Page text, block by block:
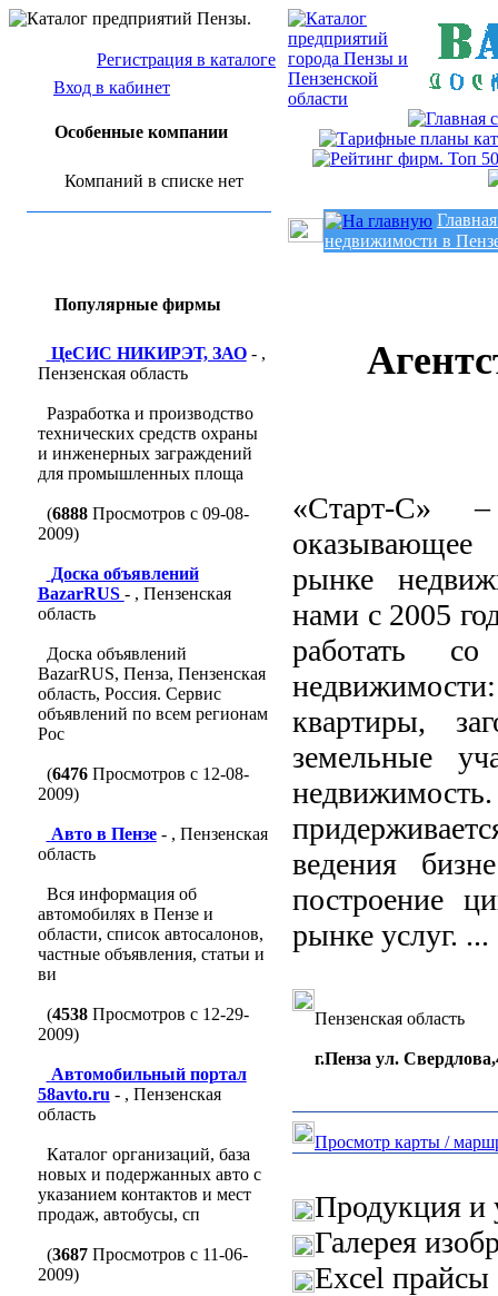
Регистрация в каталоге
Вход в кабинет
Особенные компании
Компаний в списке нет
Популярные фирмы
ЦеСИС НИКИРЭТ, ЗАО- ,
Пензенская область
Разработка и производство
технических средств охраны
и инженерных заграждений
для промышленных площа
(6888Просмотров с 09-08-
2009)
Доска объявлений
BazarRUS - , Пензенская
область
Доска объявлений
BazarRUS, Пенза, Пензенская
область, Россия. Сервис
объявлений по всем регионам
Рос
(6476Просмотров с 12-08-
2009)
Авто в Пензе- , Пензенская
область
Вся информация об
автомобилях в Пензе и
области, список автосалонов,
частные объявления, статьи и
ви
(4538Просмотров с 12-29-
2009)
Автомобильный портал
58avto.ru - , Пензенская
область
Каталог организаций, база
новых и подержанных авто с
указанием контактов и мест
продаж, автобусы, сп
(3687Просмотров с 11-06-
2009)
Главная
недвижимости в
«Старт-С» –
рынке
нами с 2005
работать
квартиры,
земельные
ведения
построение
рынке услуг. ...
Пензенская область
г.Пенза ул.
Просмотр карты /
Продукция и
Галерея
Excel